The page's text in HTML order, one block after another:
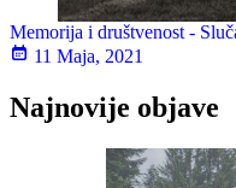
Memorija i društvenost -
11 Maja, 2021
Najnovije objave